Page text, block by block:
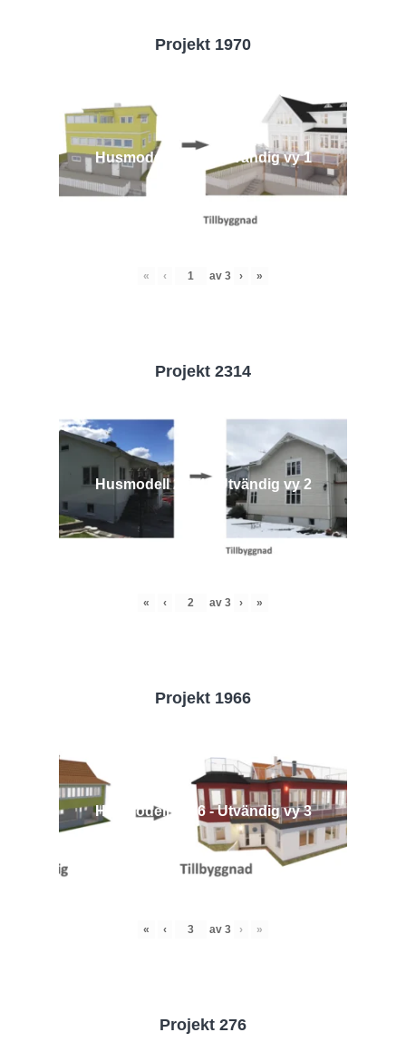
Projekt 1970
Husmodell 1970 - Utvändig vy 1
« ‹ av 3 › »
Projekt 2314
Husmodell 2314 - Utvändig vy 2
« ‹ av 3 › »
Projekt 1966
Husmodell 1966 - Utvändig vy 3
« ‹ av 3 › »
Projekt 276